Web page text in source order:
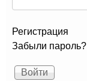
Регистрация
Забыли пароль?